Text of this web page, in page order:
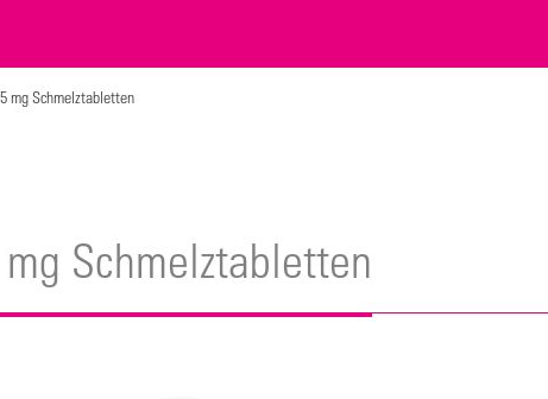
mg Schmelztabletten
Schmelztabletten